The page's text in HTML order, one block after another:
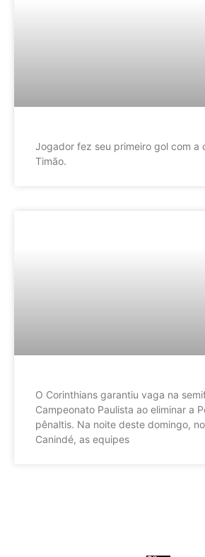
Jogador fez seu primeiro gol com a
Timão.
O Corinthians garantiu vaga na
Campeonato Paulista ao eliminar a
pênaltis. Na noite deste domingo,
Canindé, as equipes